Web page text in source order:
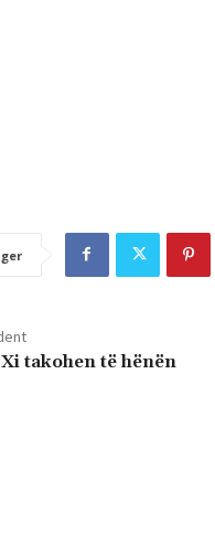
takohen të hënën